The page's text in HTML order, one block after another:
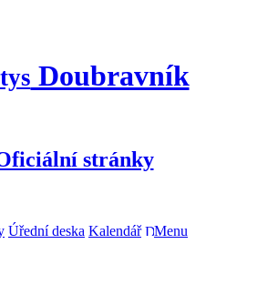
Doubravník
stránky
Úřední deska Kalendář Menu